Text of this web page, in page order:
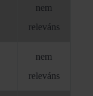
nem
releváns
nem
releváns